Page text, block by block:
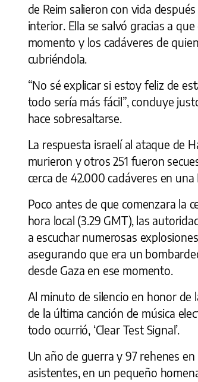
de Reim salieron con vida
interior. Ella se salvó gracias a
momento y los cadáveres de
cubriéndola.
“No sé explicar si estoy feliz de
todo sería más fácil”, concluye
hace sobresaltarse.
La respuesta israelí al ataque de
murieron y otros 251 fueron
cerca de 42.000 cadáveres en una
Poco antes de que comenzara la
hora local (3.29 GMT), las
a escuchar numerosas
asegurando que era un
desde Gaza en ese momento.
Al minuto de silencio en honor de
de la última canción de música
todo ocurrió, ‘Clear Test Signal’.
Un año de guerra y 97 rehenes
asistentes, en un pequeño